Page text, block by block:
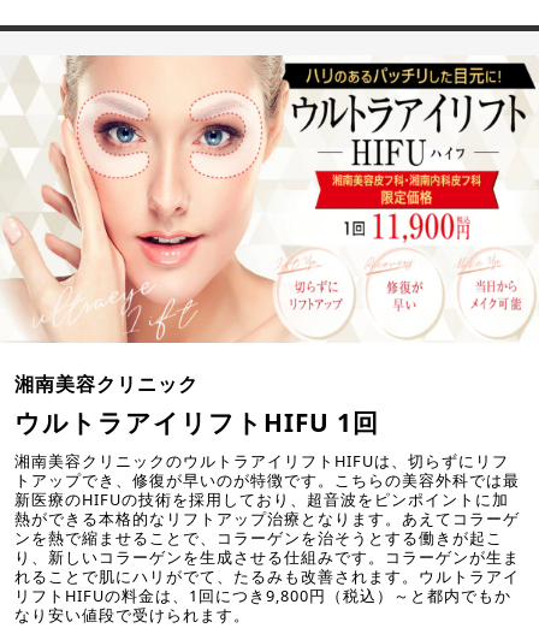
湘南美容クリニック
ウルトラアイリフトHIFU 1回
湘南美容クリニックのウルトラアイリフトHIFUは、切らずにリフ
トアップでき、修復が早いのが特徴です。こちらの美容外科では最
新医療のHIFUの技術を採用しており、超音波をピンポイントに加
熱ができる本格的なリフトアップ治療となります。あえてコラーゲ
ンを熱で縮ませることで、コラーゲンを治そうとする働きが起こ
り、新しいコラーゲンを生成させる仕組みです。コラーゲンが生ま
れることで肌にハリがでて、たるみも改善されます。ウルトラアイ
リフトHIFUの料金は、1回につき9,800円（税込）～と都内でもか
なり安い値段で受けられます。